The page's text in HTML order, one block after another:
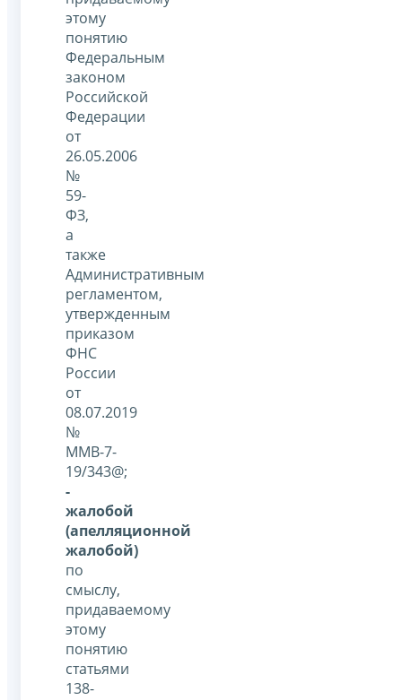
этому
понятию
Федеральным
законом
Российской
Федерации
от
26.05.2006
№
59-
ФЗ,
а
также
Административным
регламентом,
утвержденным
приказом
ФНС
России
от
08.07.2019
№
ММВ-7-
19/343@;
-
жалобой
(апелляционной
жалобой)
по
смыслу,
придаваемому
этому
понятию
статьями
138-